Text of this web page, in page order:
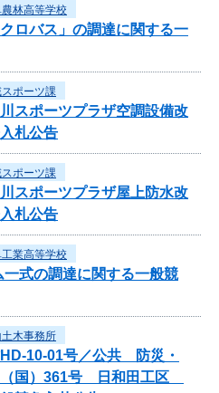
林高等学校
ロバス」の調達に関する一
ポーツ課
スポーツプラザ空調設備改
札公告
ポーツ課
スポーツプラザ屋上防水改
札公告
業高等学校
式の調達に関する一般競
木事務所
HD-10-01号／公共 防災・
（国）361号 日和田工区